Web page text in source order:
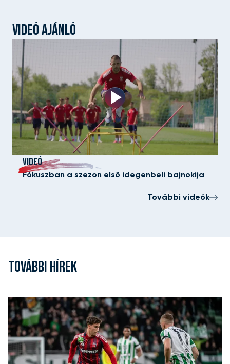
VIDEÓ AJÁNLÓ
VIDEÓ
Fókuszban a szezon első idegenbeli bajnokija
További videók
TOVÁBBI HÍREK